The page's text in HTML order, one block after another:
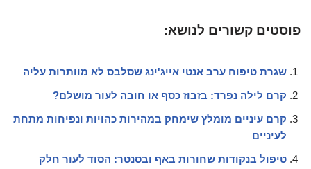
פוסטים קשורים לנושא:
שגרת טיפוח ערב אנטי אייג'ינג שסלבס לא מוותרות עליה
קרם לילה נפרד: בזבוז כסף או חובה לעור מושלם?
קרם עיניים מומלץ שימחק במהירות כהויות ונפיחות מתחת
לעיניים
טיפול בנקודות שחורות באף ובסנטר: הסוד לעור חלק